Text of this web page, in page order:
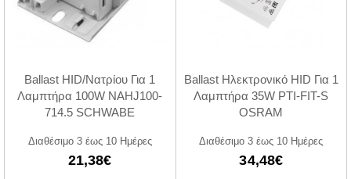
Ballast HID/Νατρίου Για 1
Λαμπτήρα 100W NAHJ100-
714.5 SCHWABE
Διαθέσιμο 3 έως 10 Ημέρες
21,38€
Ballast Ηλεκτρονικό HID Για 1
Λαμπτήρα 35W PTI-FIT-S
OSRAM
Διαθέσιμο 3 έως 10 Ημέρες
34,48€